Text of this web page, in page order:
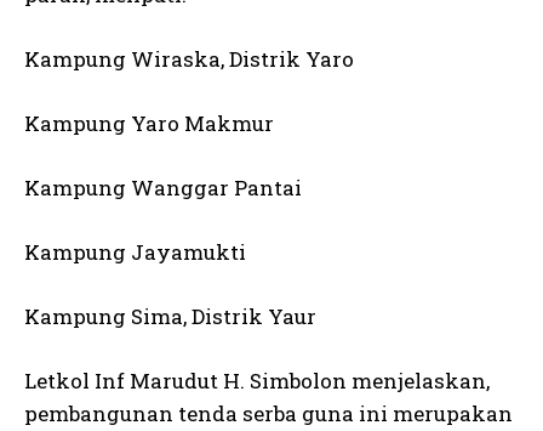
Kampung Wiraska, Distrik Yaro
Kampung Yaro Makmur
Kampung Wanggar Pantai
Kampung Jayamukti
Kampung Sima, Distrik Yaur
Letkol Inf Marudut H. Simbolon menjelaskan,
pembangunan tenda serba guna ini merupakan